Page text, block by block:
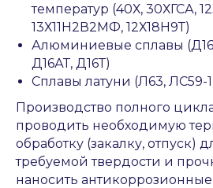
температур (40Х, 30ХГСА,
13Х11Н2В2МФ, 12Х18Н9Т)
Алюминиевые сплавы
Д16АТ, Д16Т)
Сплавы латуни (Л63, ЛС59-
Производство полного
проводить необходимую
обработку (закалку, отпуск)
требуемой твердости и
наносить